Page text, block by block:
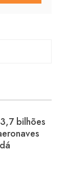
bilhões